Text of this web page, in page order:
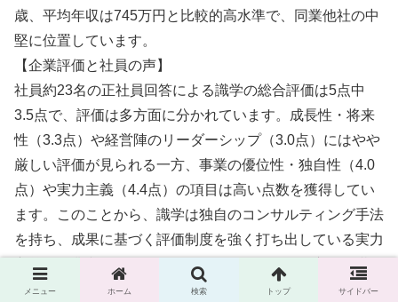
歳、平均年収は745万円と比較的高水準で、同業他社の中
堅に位置しています。
【企業評価と社員の声】
社員約23名の正社員回答による識学の総合評価は5点中
3.5点で、評価は多方面に分かれています。成長性・将来
性（3.3点）や経営陣のリーダーシップ（3.0点）にはやや
厳しい評価が見られる一方、事業の優位性・独自性（4.0
点）や実力主義（4.4点）の項目は高い点数を獲得してい
ます。このことから、識学は独自のコンサルティング手法
を持ち、成果に基づく評価制度を強く打ち出している実力
主義の企業文化であることがうかがえます。一方で、職場
の活気や社会貢献に関する満足度はやや低めであり、活気
メニュー ホーム 検索 トップ サイドバー